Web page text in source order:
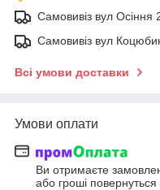
Самовивіз вул Осіння
Самовивіз вул
Всі умови доставки
Умови оплати
Ви отримаєте
або гроші